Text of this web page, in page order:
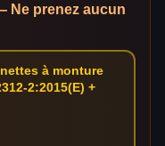
Ne prenez aucun
à monture
2:2015(E) +